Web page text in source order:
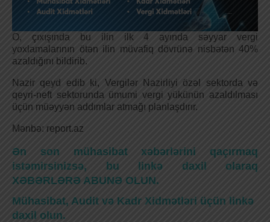
O, çıxışında bu ilin ilk 4 ayında səyyar vergi
yoxlamalarının ötən ilin müvafiq dövrünə nisbətən 40%
azaldığını bildirib.
Nazir qeyd edib ki, Vergilər Nazirliyi özəl sektorda və
qeyri-neft sektorunda ümumi vergi yükünün azaldılması
üçün müəyyən addımlar atmağı planlaşdırır.
Mənbə: report.az
Ən son mühasibat xəbərlərini qaçırmaq
istəmirsinizsə, bu linkə daxil olaraq
XƏBƏRLƏRƏ ABUNƏ OLUN.
Mühasibat, Audit və Kadr Xidmətləri üçün linkə
daxil olun.